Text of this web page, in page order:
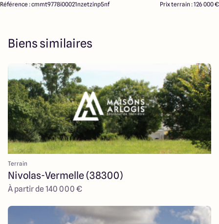
Référence : cmmt9778i00021nzetzinp5nf Prix terrain : 126 000 €
Biens similaires
Terrain
Nivolas-Vermelle (38300)
À partir de 140 000 €